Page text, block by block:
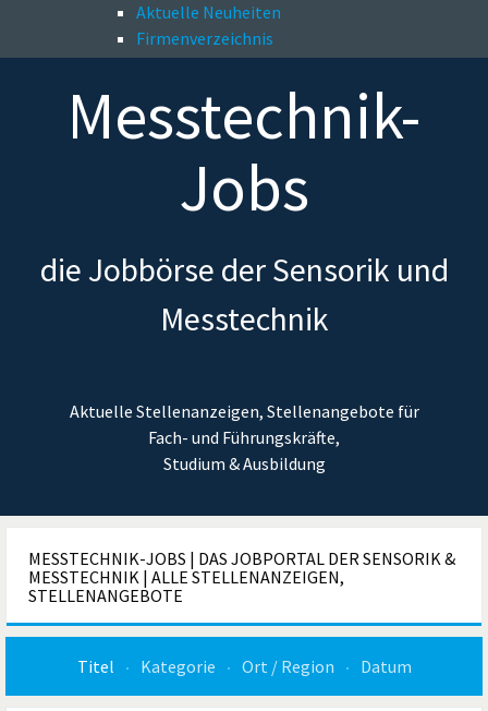
Aktuelle Neuheiten
Firmenverzeichnis
Messtechnik-
Jobs
die Jobbörse der Sensorik und
Messtechnik
Aktuelle Stellenanzeigen, Stellenangebote für
Fach- und Führungskräfte,
Studium & Ausbildung
MESSTECHNIK-JOBS | DAS JOBPORTAL DER SENSORIK &
MESSTECHNIK | ALLE STELLENANZEIGEN,
STELLENANGEBOTE
Titel Kategorie Ort / Region Datum